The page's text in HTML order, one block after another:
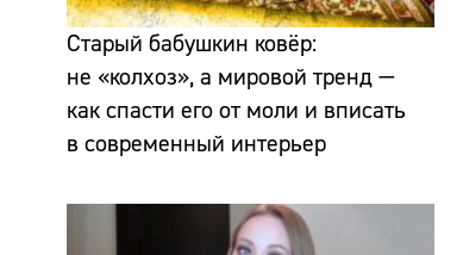
Старый бабушкин ковёр:
не «колхоз», а мировой тренд —
как спасти его от моли и вписать
в современный интерьер